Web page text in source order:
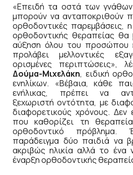
«Επειδή τα οστά των γνάθων
μπορούν να ανταποκριθούν
ορθοδοντικές παρεμβάσεις,
ορθοδοντικής θεραπείας θα
αύξηση όλου του προσώπου
προλάβει μελλοντικές
ορισμένες περιπτώσεις»,
Δούμα-Μιχελάκη, ειδική
ενηλίκων. «Βέβαια, κάθε
ενήλικας, πρέπει να
ξεχωριστή οντότητα, με
διαφορετικούς χρόνους. Δεν
που καθορίζει τη
ορθοδοντικό πρόβλημα.
παράδειγμα δύο παιδιά να
ακριβώς ηλικία αλλά το ένα
έναρξη ορθοδοντικής